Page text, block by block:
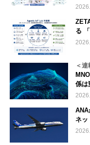
る
＜
係は
ANA
ネッ